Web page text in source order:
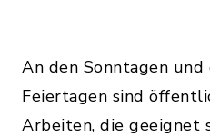
An den Sonntagen
Feiertagen sind
Arbeiten, die geeignet